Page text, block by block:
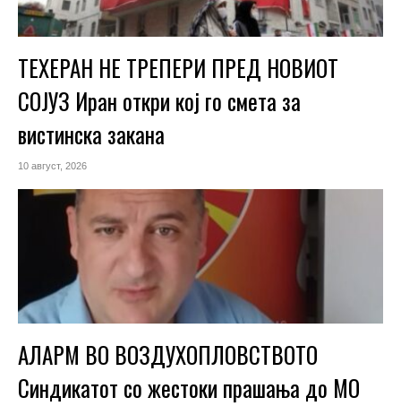
ТЕХЕРАН НЕ ТРЕПЕРИ ПРЕД НОВИОТ
СОЈУЗ Иран откри кој го смета за
вистинска закана
10 август, 2026
АЛАРМ ВО ВОЗДУХОПЛОВСТВОТО
Синдикатот со жестоки прашања до МО